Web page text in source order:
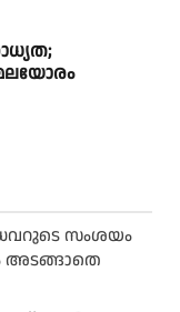
സംശയം
അടങ്ങാതെ